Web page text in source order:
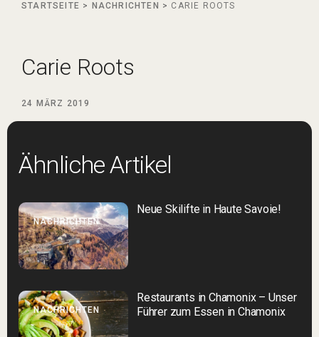
STARTSEITE > NACHRICHTEN > CARIE ROOTS
Carie Roots
24 MÄRZ 2019
Ähnliche Artikel
NACHRICHTEN
Neue Skilifte in Haute Savoie!
NACHRICHTEN
Restaurants in Chamonix – Unser
Führer zum Essen in Chamonix